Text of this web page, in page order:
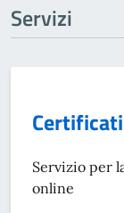
Servizi
Servizio per
online